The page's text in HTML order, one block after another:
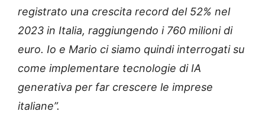
registrato una crescita record del 52% nel
2023 in Italia, raggiungendo i 760 milioni di
euro. Io e Mario ci siamo quindi interrogati su
come implementare tecnologie di IA
generativa per far crescere le imprese
italiane”.